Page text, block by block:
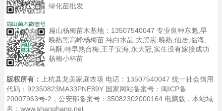
绿化苗批发
扁山杨梅苗木基地： 13507540047 专业良种东魁,早
晚熟黑高峰杨梅苗,纯白水晶,大黑炭,晚熟,仙居,临海,
乌酥,特早熟台梅,王子安海,永大冠,实生没有嫁接成功
杨梅小杯苗
版权所有：
上杭县龙美家庭农场 电话：13507540047 统一社会信用
代码：92350823MA33PNE89Y 国家网站备案号： 闽ICP备
20007963号-2 ，公安部备案号：35082302000164 电脑版 ，本站域
名：www.shanghang.net